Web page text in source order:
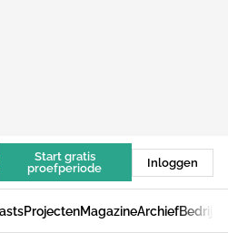
Start gratis
proefperiode
Inloggen
ProjectenMagazineArchief